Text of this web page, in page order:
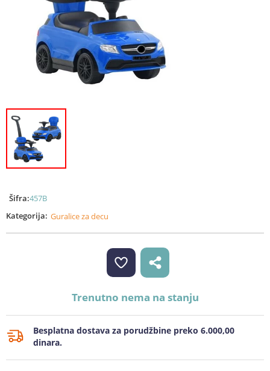
Šifra:457B
Kategorija: Guralice za decu
Trenutno nema na stanju
Besplatna dostava za porudžbine preko 6.000,00
dinara.